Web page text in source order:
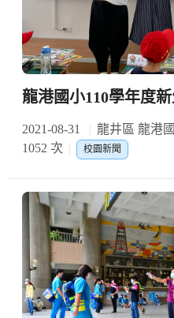
龍港國小110學年度
2021-08-31 龍井區 龍港
1052 次
校園新聞